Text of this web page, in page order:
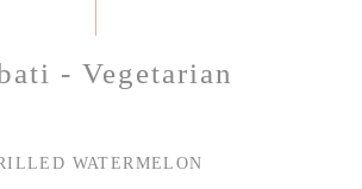
- Vegetarian
WATERMELON